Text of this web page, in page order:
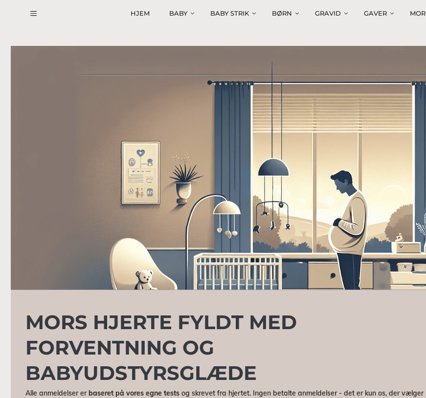
HJEM BABY BABY STRIK BØRN GRAVID GAVER MOR
MORS HJERTE FYLDT MED
FORVENTNING OG
BABYUDSTYRSGLÆDE
Alle anmeldelser er baseret på vores egne tests og skrevet fra hjertet. Ingen betalte anmeldelser - det er kun os, der vælger